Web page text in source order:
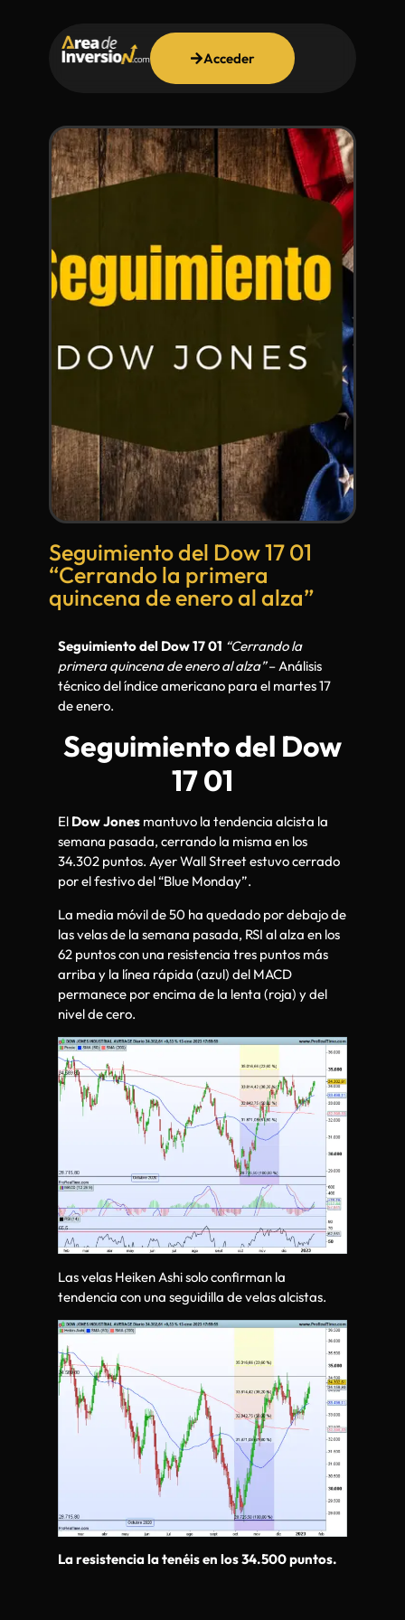
Acceder
Seguimiento del Dow 17 01
“Cerrando la primera
quincena de enero al alza”
Seguimiento del Dow 17 01 “Cerrando la
primera quincena de enero al alza”– Análisis
técnico del índice americano para el martes 17
de enero.
Seguimiento del Dow
17 01
El Dow Jones mantuvo la tendencia alcista la
semana pasada, cerrando la misma en los
34.302 puntos. Ayer Wall Street estuvo cerrado
por el festivo del “Blue Monday”.
La media móvil de 50 ha quedado por debajo de
las velas de la semana pasada, RSI al alza en los
62 puntos con una resistencia tres puntos más
arriba y la línea rápida (azul) del MACD
permanece por encima de la lenta (roja) y del
nivel de cero.
Las velas Heiken Ashi solo confirman la
tendencia con una seguidilla de velas alcistas.
La resistencia la tenéis en los 34.500 puntos.